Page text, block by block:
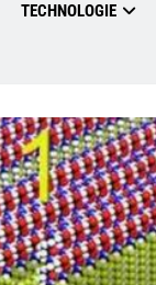
TECHNOLOGIE